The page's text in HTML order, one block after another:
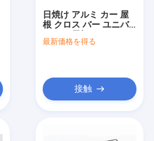
日焼け アルミ カー 屋
根 クロス バー ユニバ
カー ラック
最新価格を得る
接触